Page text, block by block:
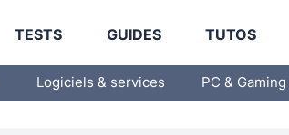
TESTS GUIDES TUTOS
Logiciels & services PC & Gaming